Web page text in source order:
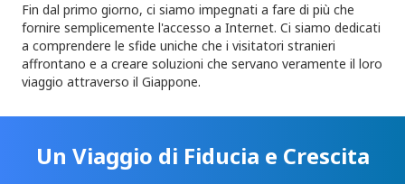
Fin dal primo giorno, ci siamo impegnati a fare di più che
fornire semplicemente l'accesso a Internet. Ci siamo dedicati
a comprendere le sfide uniche che i visitatori stranieri
affrontano e a creare soluzioni che servano veramente il loro
viaggio attraverso il Giappone.
Un Viaggio di Fiducia e Crescita